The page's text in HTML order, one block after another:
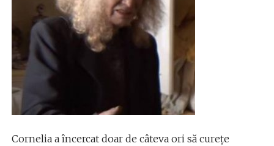
Cornelia a încercat doar de câteva ori să curețe